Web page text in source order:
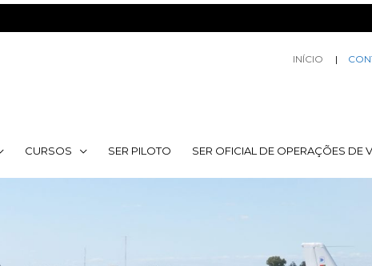
INÍCIO
CURSOS SER PILOTO SER OFICIAL DE OPERAÇÕES DE